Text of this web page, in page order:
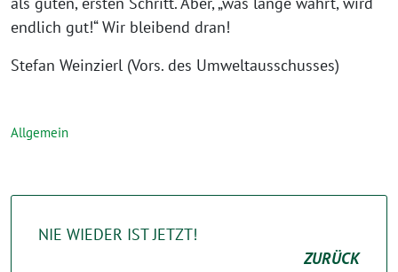
endlich gut!“ Wir bleibend dran!
Stefan Weinzierl (Vors. des Umweltausschusses)
Allgemein
NIE WIEDER IST JETZT!
ZURÜCK